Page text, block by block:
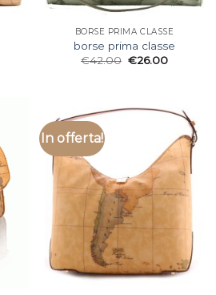
BORSE PRIMA CLASSE
borse prima classe
€42.00 €26.00
In offerta!